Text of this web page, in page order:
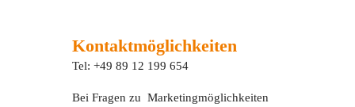
Kontaktmöglichkeiten
Tel: +49 89 12 199 654
Bei Fragen zu Marketingmöglichkeiten